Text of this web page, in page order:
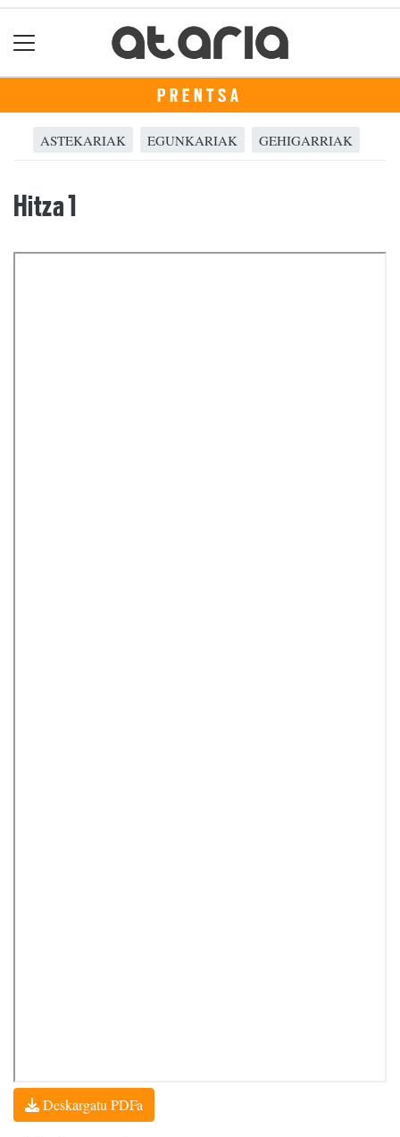
PRENTSA
ASTEKARIAK EGUNKARIAK GEHIGARRIAK
Hitza 1
Deskargatu PDFa